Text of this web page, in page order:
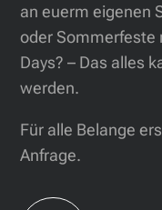
an euerm eigenen
oder Sommerfeste
Days? – Das alles
werden.
Für alle Belange
Anfrage.